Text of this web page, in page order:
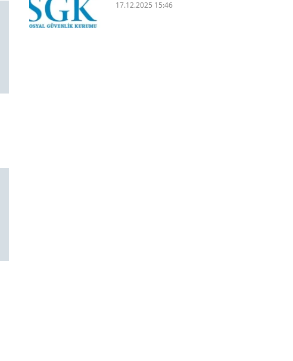
17.12.2025 15:46